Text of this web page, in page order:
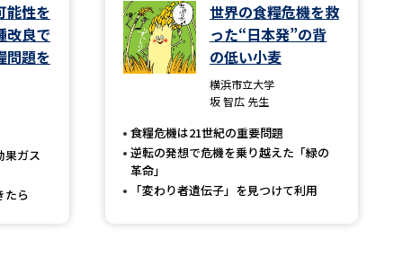
資料検索
先輩が入学を決めた理由
能性を
改良で
問題を
果ガス
たら
世界の食糧危機を救
った“日本発”の背
の低い小麦
横浜市立大学
坂 智広 先生
食糧危機は21世紀の重要問題
逆転の発想で危機を乗り越えた「緑の
革命」
「変わり者遺伝子」を見つけて利用